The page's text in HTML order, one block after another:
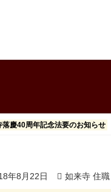
落慶40周年記念法要のお知らせ
年8月22日 如来寺 住職